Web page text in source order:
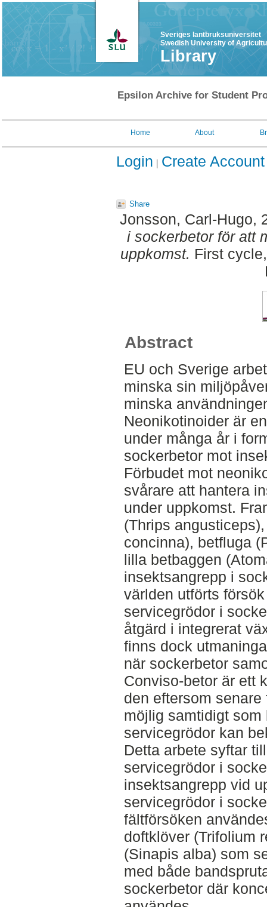
Sveriges lantbruksuniversitet
Swedish University of
Library
Epsilon Archive for Student
Home About
Login Create Account
Share
Jonsson, Carl-Hugo,
i sockerbetor för att
uppkomst. First
Abstract
EU och Sverige
minska sin
minska
Neonikotinoider är
under många år i
sockerbetor mot
Förbudet mot
svårare att hantera
under uppkomst.
(Thrips
concinna), betfluga
lilla betbaggen
insektsangrepp i
världen utförts
servicegrödor i
åtgärd i integrerat
finns dock
när sockerbetor
Conviso-betor är ett
den eftersom
möjlig samtidigt
servicegrödor kan
Detta arbete syftar
servicegrödor i
insektsangrepp vid
servicegrödor i
fältförsöken
doftklöver (Trifolium
(Sinapis alba) som
med både
sockerbetor där